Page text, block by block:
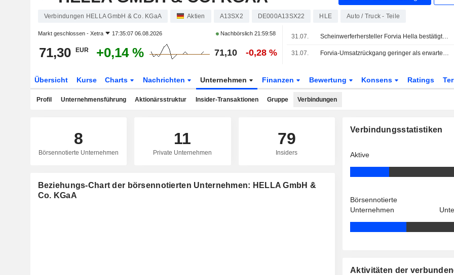
Verbindungen HELLA GmbH & Co. KGaA Aktien A13SX2 DE000A13SX22 HLE Auto / Truck - Teile
Markt geschlossen - Xetra 17:35:07 06.08.2026 Nachbörslich 21:59:58
71,30 EUR +0,14 % 71,10 -0,28 %
31.07. Scheinwerferhersteller Forvia Hella bestätigt Prognose
31.07. Forvia-Umsatzrückgang geringer als erwartet, doch BYD belastet China-Geschäft
Übersicht Kurse Charts Nachrichten Unternehmen Finanzen Bewertung Konsens Ratings
Profil Unternehmensführung Aktionärsstruktur Insider-Transaktionen Gruppe Verbindungen
8
Börsennotierte Unternehmen
11
Private Unternehmen
79
Insiders
Beziehungs-Chart der börsennotierten Unternehmen: HELLA GmbH &
Co. KGaA
Verbindungsstatistiken
Aktive
Börsennotierte
Unternehmen
Aktivitäten der